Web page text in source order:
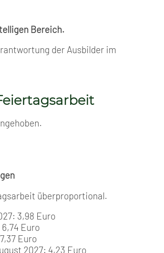
Bereich.
der Ausbilder im
überproportional.
3,98 Euro
Euro
Euro
2027: 4,23 Euro